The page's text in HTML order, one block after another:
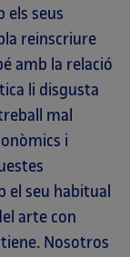
els seus
reinscriure
amb la relació
li disgusta
mal
i
el seu habitual
arte con
Nosotros